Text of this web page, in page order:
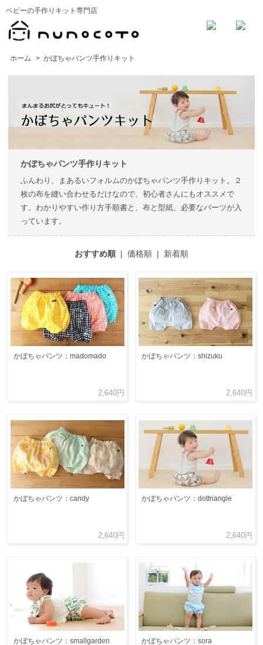
ベビーの手作りキット専門店
ホーム > かぼちゃパンツ手作りキット
かぼちゃパンツ手作りキット
ふんわり、まあるいフォルムのかぼちゃパンツ手作りキット。２
枚の布を縫い合わせるだけなので、初心者さんにもオススメで
す。わかりやすい作り方手順書と、布と型紙、必要なパーツが入
っています。
おすすめ順| 価格順 | 新着順
かぼちゃパンツ：madomado
2,640円
かぼちゃパンツ：shizuku
2,640円
かぼちゃパンツ：candy
2,640円
かぼちゃパンツ：dottriangle
2,640円
かぼちゃパンツ：smallgarden かぼちゃパンツ：sora